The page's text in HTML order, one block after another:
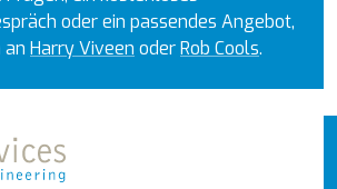
oder ein passendes Angebot,
an Harry Viveen oderRob Cools.